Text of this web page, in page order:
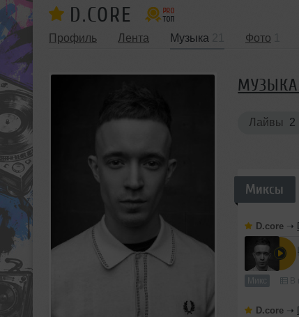
D.CORE
Профиль Лента Музыка Фото
МУЗЫКА
Лайвы 2
Миксы
D.core ➝
Микс В
D.core ➝